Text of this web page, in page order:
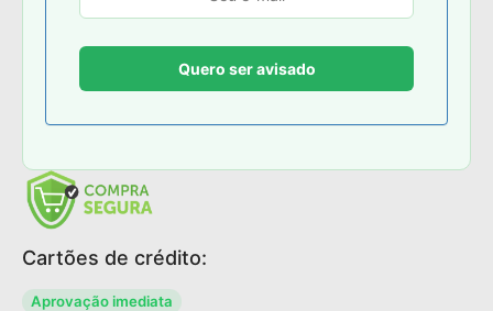
Cartões de crédito:
Aprovação imediata